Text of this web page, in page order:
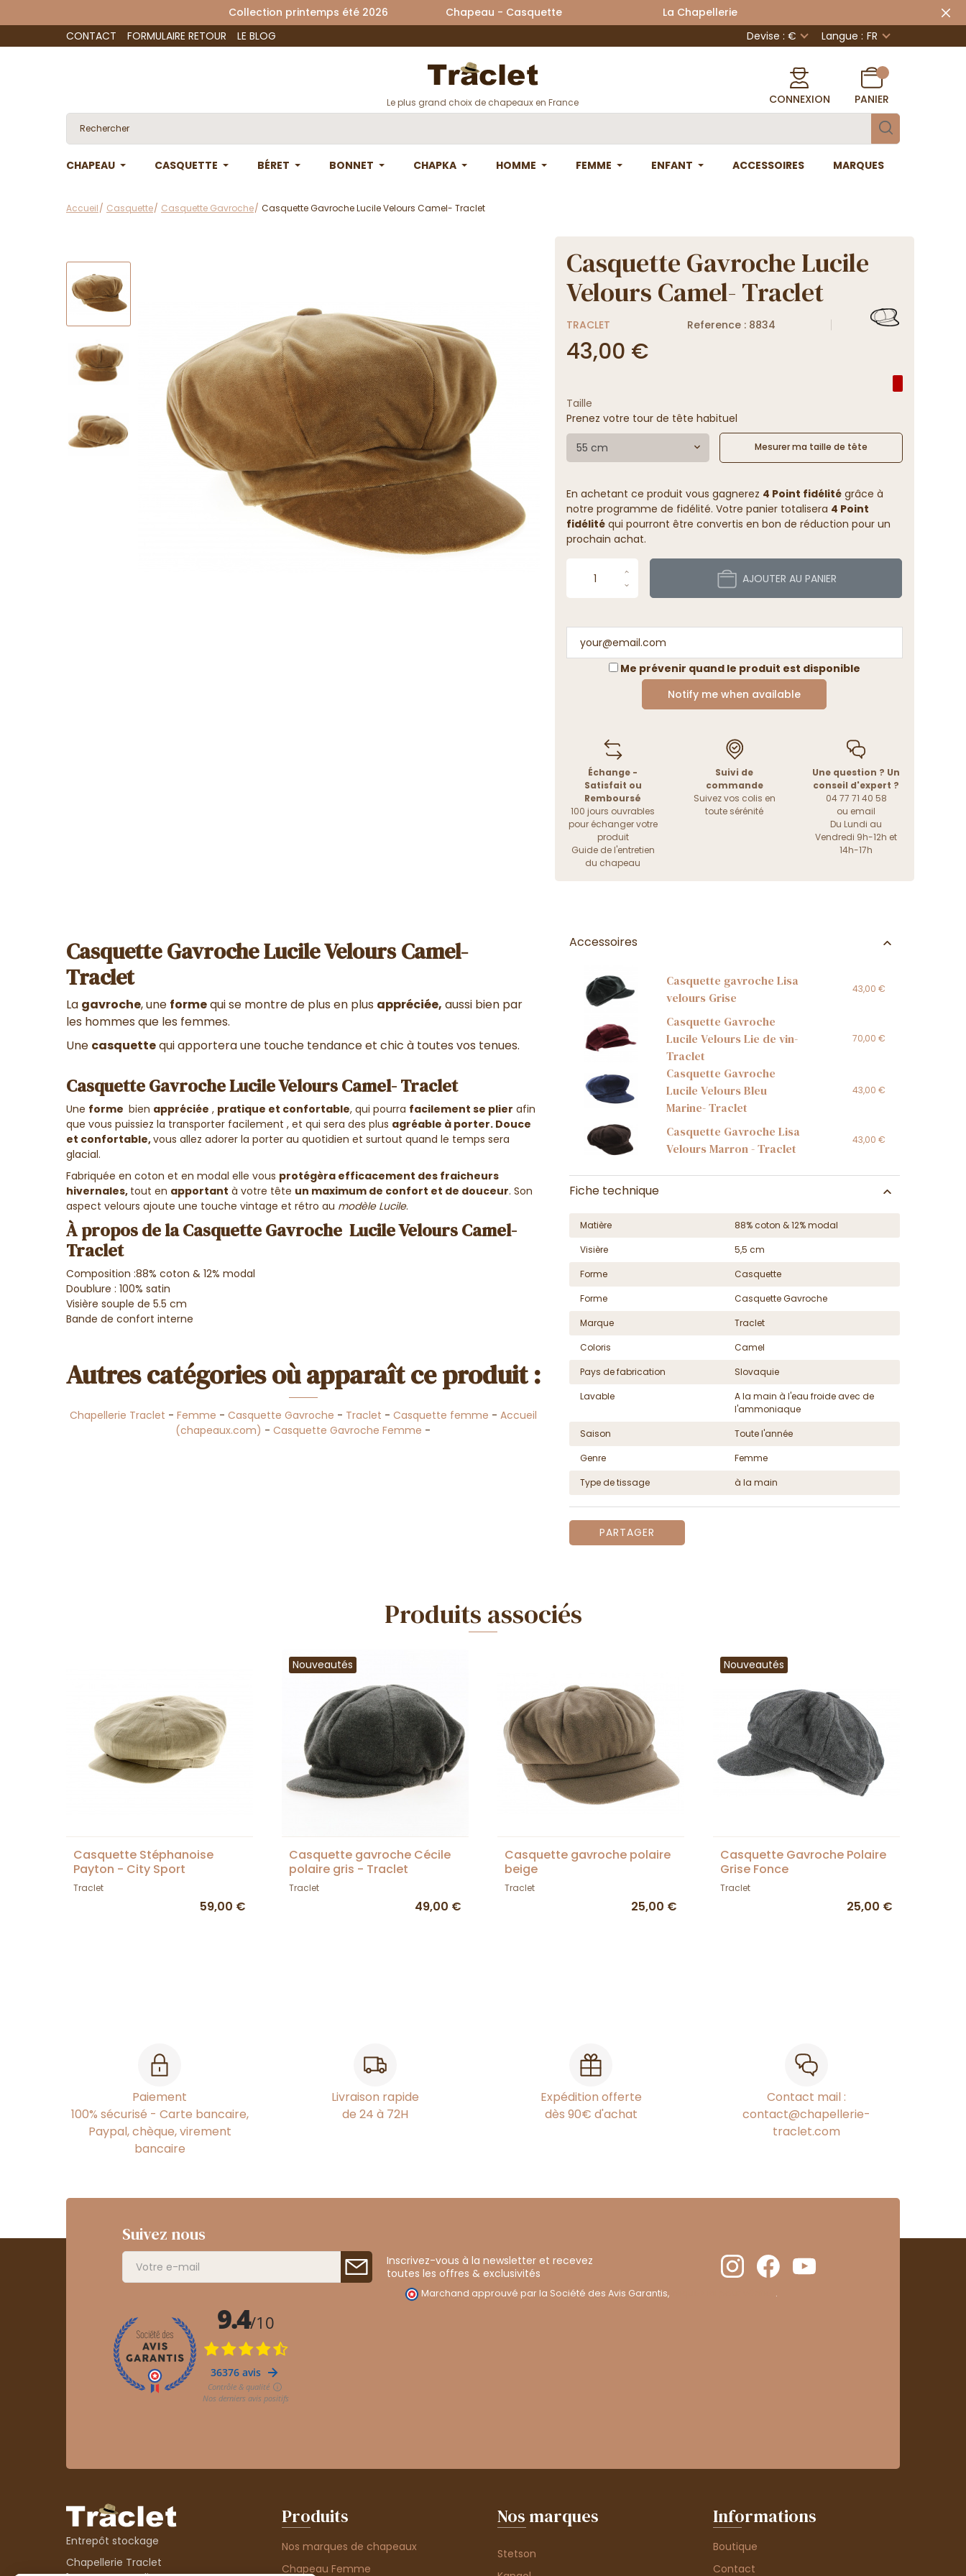
Collection printemps été 2026 Chapeau - Casquette La Chapellerie
CONTACT
FORMULAIRE RETOUR LE BLOG Devise : € Langue : FR
Le plus grand choix de chapeaux en France CONNEXION PANIER
CHAPEAU CASQUETTE BÉRET BONNET CHAPKA HOMME FEMME ENFANT ACCESSOIRES MARQUES
Accueil Casquette Casquette Gavroche Casquette Gavroche Lucile Velours Camel- Traclet
Casquette Gavroche Lucile
Velours Camel- Traclet
TRACLET Reference : 8834
43,00 €
Taille
Prenez votre tour de tête habituel
55 cm Mesurer ma taille de tête
En achetant ce produit vous gagnerez 4 Point fidélitégrâce à
notre programme de fidélité. Votre panier totalisera 4 Point
fidélitéqui pourront être convertis en bon de réduction pour un
prochain achat.
AJOUTER AU PANIER
Me prévenir quand le produit est disponible
Notify me when available
Échange -
Satisfait ou
Remboursé
100 jours ouvrables
pour échanger votre
produit
Guide de l'entretien
du chapeau
Suivi de
commande
Suivez vos colis en
toute sérénité
Une question ? Un
conseil d'expert ?
04 77 71 40 58
ou email
Du Lundi au
Vendredi 9h-12h et
14h-17h
Casquette Gavroche Lucile Velours Camel-
Traclet
La gavroche, une formequi se montre de plus en plus appréciée, aussi bien par
les hommes que les femmes.
Une casquettequi apportera une touche tendance et chic à toutes vos tenues.
Casquette Gavroche Lucile Velours Camel- Traclet
Une forme bien appréciée , pratique et confortable, qui pourra facilement se plier afin
que vous puissiez la transporter facilement , et qui sera des plus agréable à porter. Douce
et confortable,vous allez adorer la porter au quotidien et surtout quand le temps sera
glacial.
Fabriquée en coton et en modal elle vous protégèra efficacement des fraicheurs
hivernales, tout en apportant à votre tête un maximum de confort et de douceur. Son
aspect velours ajoute une touche vintage et rétro au modèle Lucile.
À propos de la Casquette Gavroche Lucile Velours Camel-
Traclet
Composition :88% coton & 12% modal
Doublure : 100% satin
Visière souple de 5.5 cm
Bande de confort interne
Autres catégories où apparaît ce produit :
Chapellerie Traclet - Femme - Casquette Gavroche - Traclet - Casquette femme - Accueil
(chapeaux.com) -Casquette Gavroche Femme -
Accessoires
Casquette gavroche Lisa
velours Grise
43,00 €
Casquette Gavroche
Lucile Velours Lie de vin-
Traclet
70,00 €
Casquette Gavroche
Lucile Velours Bleu
Marine- Traclet
43,00 €
Casquette Gavroche Lisa
Velours Marron - Traclet
43,00 €
Fiche technique
Matière
88% coton & 12% modal
Visière
5,5 cm
Forme
Casquette
Forme
Casquette Gavroche
Marque
Traclet
Coloris
Camel
Pays de fabrication
Slovaquie
Lavable
A la main à l'eau froide avec de
l'ammoniaque
Saison
Toute l'année
Genre
Femme
Type de tissage
à la main
PARTAGER
Produits associés
Casquette Stéphanoise
Payton - City Sport
Traclet
59,00 €
Nouveautés
Casquette gavroche Cécile
polaire gris - Traclet
Traclet
49,00 €
Casquette gavroche polaire
beige
Traclet
25,00 €
Nouveautés
Casquette Gavroche Polaire
Grise Fonce
Traclet
25,00 €
Paiement
100% sécurisé - Carte bancaire,
Paypal, chèque, virement
bancaire
Livraison rapide
de 24 à 72H
Expédition offerte
dès 90€ d'achat
Contact mail :
contact@chapellerie-
traclet.com
Suivez nous
Inscrivez-vous à la newsletter et recevez
toutes les offres & exclusivités
Marchand approuvé par la Société des Avis Garantis, .
Entrepôt stockage
Chapellerie Traclet
Produits
Nos marques de chapeaux
Chapeau Femme
Nos marques
Stetson
Informations
Boutique
Contact